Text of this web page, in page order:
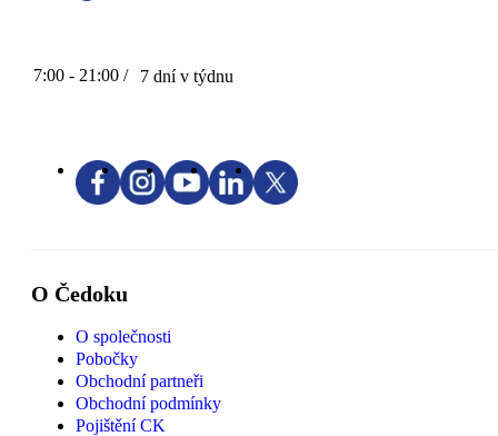
7:00 - 21:00 / 7 dní v týdnu
O Čedoku
O společnosti
Pobočky
Obchodní partneři
Obchodní podmínky
Pojištění CK